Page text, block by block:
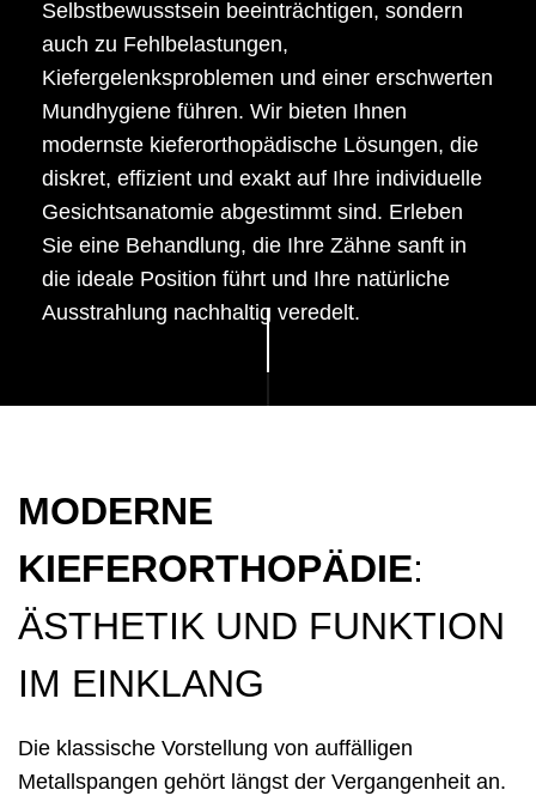
Selbstbewusstsein beeinträchtigen, sondern
auch zu Fehlbelastungen,
Kiefergelenksproblemen und einer erschwerten
Mundhygiene führen. Wir bieten Ihnen
modernste kieferorthopädische Lösungen, die
diskret, effizient und exakt auf Ihre individuelle
Gesichtsanatomie abgestimmt sind. Erleben
Sie eine Behandlung, die Ihre Zähne sanft in
die ideale Position führt und Ihre natürliche
Ausstrahlung nachhaltig veredelt.
MODERNE
KIEFERORTHOPÄDIE:
ÄSTHETIK UND FUNKTION
IM EINKLANG
Die klassische Vorstellung von auffälligen
Metallspangen gehört längst der Vergangenheit an.